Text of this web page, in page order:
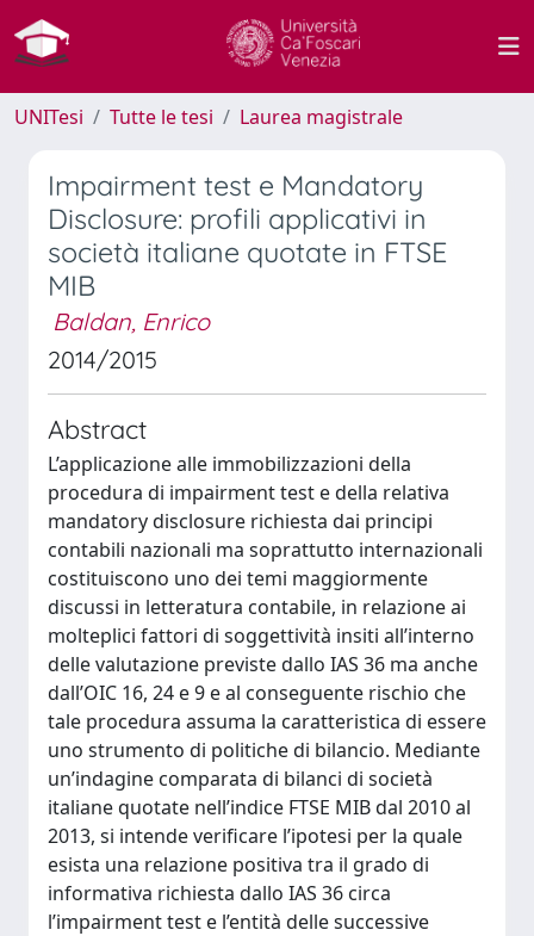
UNITesi Tutte le tesi Laurea magistrale
Impairment test e Mandatory
Disclosure: profili applicativi in
società italiane quotate in FTSE
MIB
Baldan, Enrico
2014/2015
Abstract
L’applicazione alle immobilizzazioni della
procedura di impairment test e della relativa
mandatory disclosure richiesta dai principi
contabili nazionali ma soprattutto internazionali
costituiscono uno dei temi maggiormente
discussi in letteratura contabile, in relazione ai
molteplici fattori di soggettività insiti all’interno
delle valutazione previste dallo IAS 36 ma anche
dall’OIC 16, 24 e 9 e al conseguente rischio che
tale procedura assuma la caratteristica di essere
uno strumento di politiche di bilancio. Mediante
un’indagine comparata di bilanci di società
italiane quotate nell’indice FTSE MIB dal 2010 al
2013, si intende verificare l’ipotesi per la quale
esista una relazione positiva tra il grado di
informativa richiesta dallo IAS 36 circa
l’impairment test e l’entità delle successive